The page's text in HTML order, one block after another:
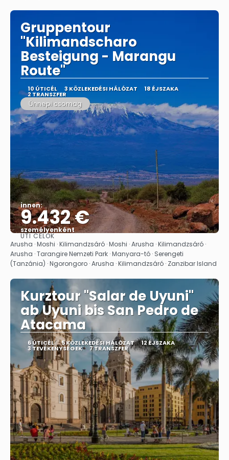
Gruppentour
"Kilimandscharo
Besteigung - Marangu
Route"
10 ÚTICÉL 3 KÖZLEKEDÉSI HÁLÓZAT 18 ÉJSZAKA
2 TRANSZFER
Ünnepi csomag
innen:
9.432 €
személyenként
Megnézem
ÚTI CÉLOK
Arusha · Moshi · Kilimandzsáró · Moshi · Arusha · Kilimandzsáró ·
Arusha · Tarangire Nemzeti Park · Manyara-tó · Serengeti
(Tanzánia) · Ngorongoro · Arusha · Kilimandzsáró · Zanzibar Island
Kurztour "Salar de Uyuni"
ab Uyuni bis San Pedro de
Atacama
6 ÚTICÉL 5 KÖZLEKEDÉSI HÁLÓZAT 12 ÉJSZAKA
3 TEVÉKENYSÉGEK 7 TRANSZFER